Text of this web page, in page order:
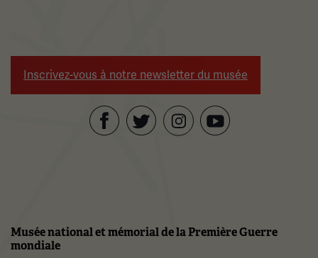
Inscrivez-vous à notre newsletter du musée
Musée national et mémorial de la Première Guerre
mondiale